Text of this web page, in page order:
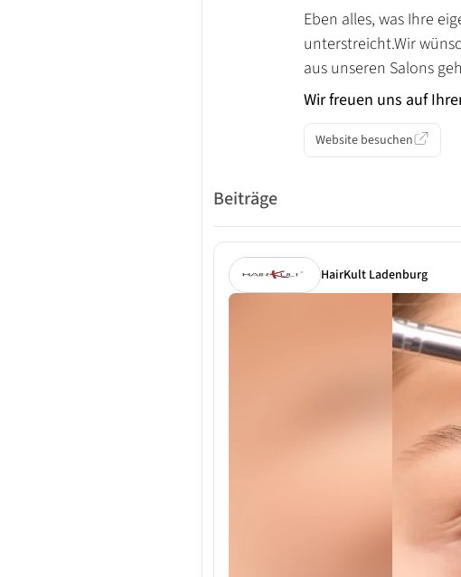
Eben alles, was Ihre
unterstreicht.Wir
aus unseren Salons
Wir freuen uns auf
Website besuchen
Beiträge
HairKult Ladenburg